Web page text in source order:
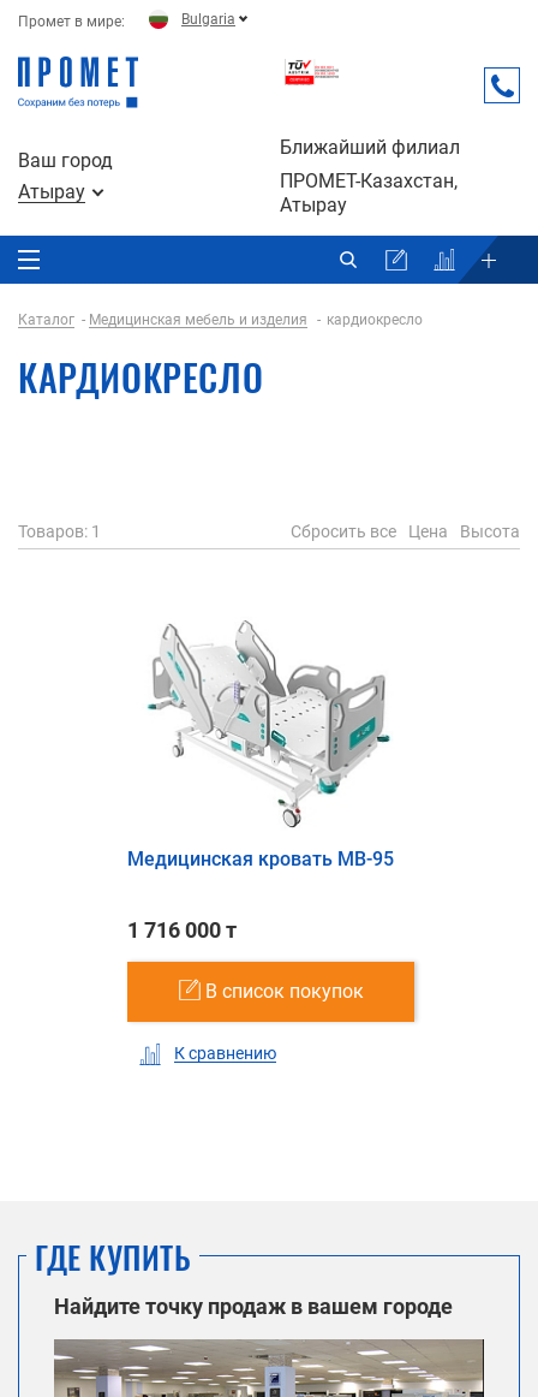
Промет в мире: Bulgaria
Ваш город
Атырау
Ближайший филиал
ПРОМЕТ-Казахстан,
Атырау
Каталог Медицинская мебель и изделия кардиокресло
КАРДИОКРЕСЛО
Товаров: 1 Сбросить все Цена Высота
Медицинская кровать MB-95
1 716 000 т
В список покупок
К сравнению
ГДЕ КУПИТЬ
Найдите точку продаж в вашем городе